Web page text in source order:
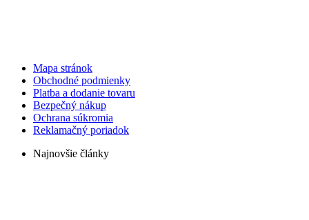
Mapa stránok
Obchodné podmienky
Platba a dodanie tovaru
Bezpečný nákup
Ochrana súkromia
Reklamačný poriadok
Najnovšie články